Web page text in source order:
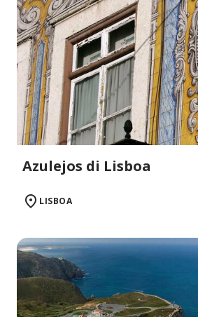
Azulejos di Lisboa
LISBOA